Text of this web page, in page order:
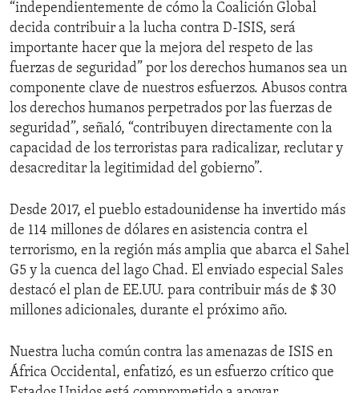
“independientemente de cómo la Coalición Global
decida contribuir a la lucha contra D-ISIS, será
importante hacer que la mejora del respeto de las
fuerzas de seguridad” por los derechos humanos sea un
componente clave de nuestros esfuerzos. Abusos contra
los derechos humanos perpetrados por las fuerzas de
seguridad”, señaló, “contribuyen directamente con la
capacidad de los terroristas para radicalizar, reclutar y
desacreditar la legitimidad del gobierno”.
Desde 2017, el pueblo estadounidense ha invertido más
de 114 millones de dólares en asistencia contra el
terrorismo, en la región más amplia que abarca el Sahel
G5 y la cuenca del lago Chad. El enviado especial Sales
destacó el plan de EE.UU. para contribuir más de $ 30
millones adicionales, durante el próximo año.
Nuestra lucha común contra las amenazas de ISIS en
África Occidental, enfatizó, es un esfuerzo crítico que